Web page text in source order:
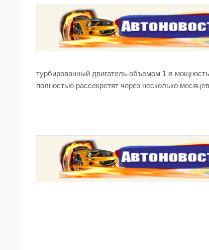
турбированный двигатель объемом 1 л
полностью рассекретят через несколько